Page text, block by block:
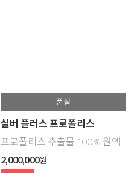
실버 플러스 프로폴리스
프로폴리스 추출물 100% 원액
2,000,000